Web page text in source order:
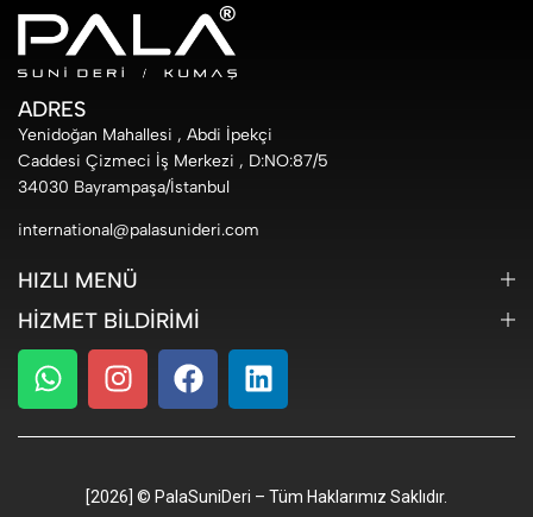
ADRES
Yenidoğan Mahallesi , Abdi İpekçi
Caddesi Çizmeci İş Merkezi , D:NO:87/5
34030 Bayrampaşa/İstanbul
international@palasunideri.com
HIZLI MENÜ
HIZMET BILDIRIMI
[2026] © PalaSuniDeri – Tüm Haklarımız Saklıdır.